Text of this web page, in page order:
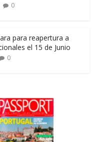
0
para reapertura a
el 15 de Junio
0